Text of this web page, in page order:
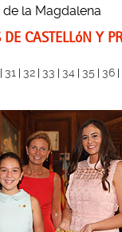
la Magdalena
DE CASTELLóN Y
31| 32| 33 34| 35| 36|